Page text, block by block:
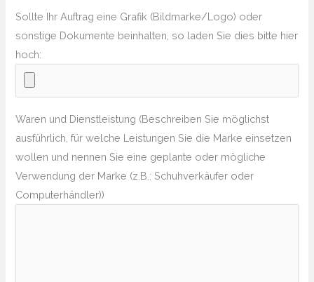
Sollte Ihr Auftrag eine Grafik (Bildmarke/Logo) oder
sonstige Dokumente beinhalten, so laden Sie dies bitte hier
hoch:
Waren und Dienstleistung (Beschreiben Sie möglichst
ausführlich, für welche Leistungen Sie die Marke einsetzen
wollen und nennen Sie eine geplante oder mögliche
Verwendung der Marke (z.B.: Schuhverkäufer oder
Computerhändler))